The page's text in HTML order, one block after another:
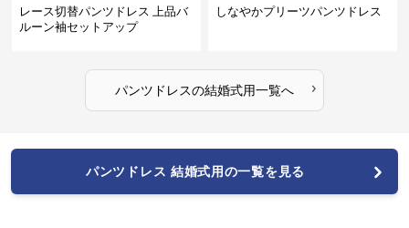
レース切替パンツドレス 上品バ
ルーン袖セットアップ
しなやかプリーツパンツドレス
パンツドレスの結婚式用一覧へ ›
パンツドレス 結婚式用の一覧を見る